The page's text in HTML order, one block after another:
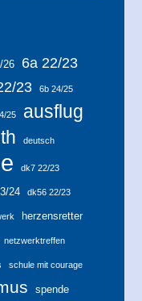
26 6a 22/23
23 6b 24/25
25 ausflug
deutsch
dk7 22/23
24 dk56 22/23
herzensretter
netzwerktreffen
schule mit courage
spende